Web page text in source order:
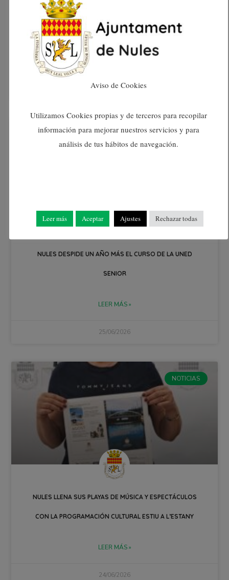
NULES REIVINDICA UN AÑO MÁS LOS DERECHOS DEL
COLECTIVO LGTBI
26/06/2026
NOTICIAS
NULES DESPIDE UN AÑO MÁS EL CURSO DE LA UNED
SENIOR
LEER MÁS »
25/06/2026
NOTICIAS
NULES LLENA SUS PLAYAS DE MÚSICA Y ESPECTÁCULOS
CON LA PROGRAMACIÓN CULTURAL ESTIU A L’ESTANY
LEER MÁS »
24/06/2026
Aviso de Cookies
Utilizamos Cookies propias y de terceros para recopilar
información para mejorar nuestros servicios y para
análisis de tus hábitos de navegación.
Leer más Aceptar Ajustes Rechazar todas